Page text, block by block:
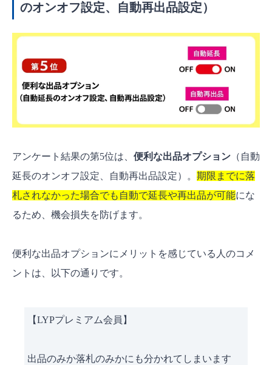
のオンオフ設定、自動再出品設定）
アンケート結果の第5位は、 便利な出品オプション （自動
延長のオンオフ設定、自動再出品設定）。 期限までに落
札されなかった場合でも自動で延長や再出品が可能にな
るため、機会損失を防げます。
便利な出品オプションにメリットを感じている人のコメ
ントは、以下の通りです。
【LYPプレミアム会員】
出品のみか落札のみかにも分かれてしまいます